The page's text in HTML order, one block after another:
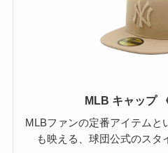
MLB キャップ
MLBファンの定番アイテムと
も映える、球団公式のスタ